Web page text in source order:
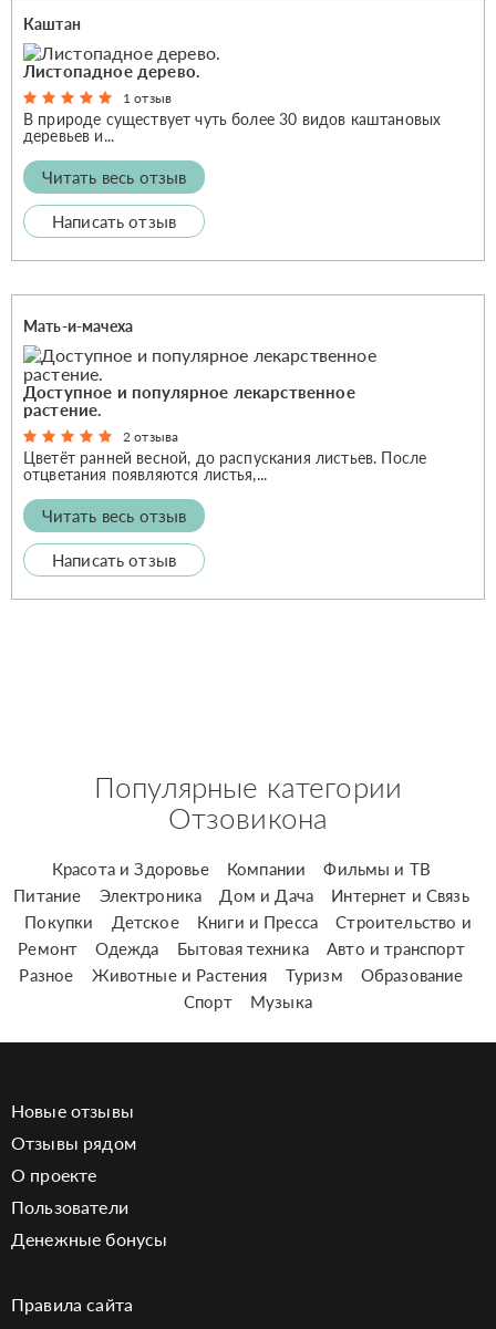
Каштан
Листопадное дерево.
1 отзыв
В природе существует чуть более 30 видов каштановых
деревьев и...
Читать весь отзыв
Написать отзыв
Мать-и-мачеха
Доступное и популярное лекарственное
растение.
2 отзыва
Цветёт ранней весной, до распускания листьев. После
отцветания появляются листья,...
Читать весь отзыв
Написать отзыв
Популярные категории
Отзовикона
Красота и Здоровье Компании
Фильмы и ТВ
Питание
Электроника Дом и Дача
Интернет и Связь
Покупки
Детское Книги и Пресса
Строительство и
Ремонт
Одежда Бытовая техника
Авто и транспорт
Разное
Животные и Растения Туризм
Образование
Спорт
Музыка
Новые отзывы
Отзывы рядом
О проекте
Пользователи
Денежные бонусы
Правила сайта